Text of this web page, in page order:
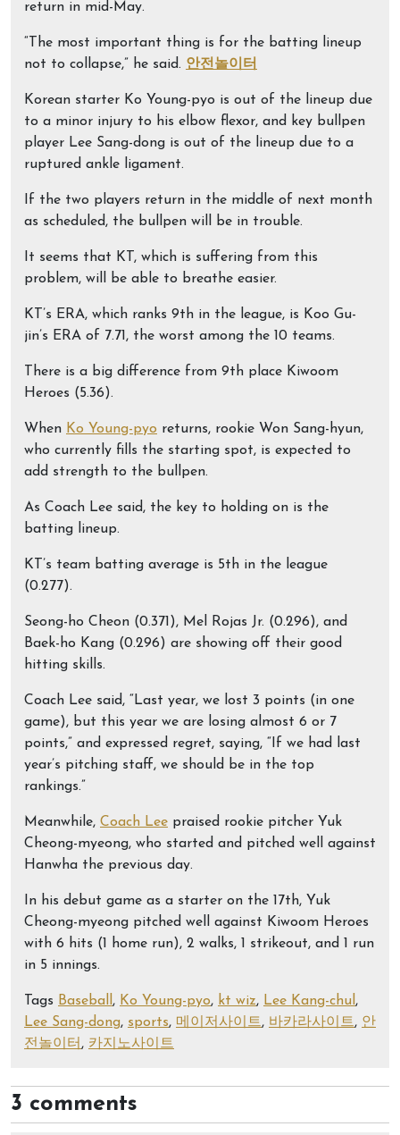
return in mid-May.
“The most important thing is for the batting lineup
not to collapse,” he said. 안전놀이터
Korean starter Ko Young-pyo is out of the lineup due
to a minor injury to his elbow flexor, and key bullpen
player Lee Sang-dong is out of the lineup due to a
ruptured ankle ligament.
If the two players return in the middle of next month
as scheduled, the bullpen will be in trouble.
It seems that KT, which is suffering from this
problem, will be able to breathe easier.
KT’s ERA, which ranks 9th in the league, is Koo Gu-
jin’s ERA of 7.71, the worst among the 10 teams.
There is a big difference from 9th place Kiwoom
Heroes (5.36).
When Ko Young-pyo returns, rookie Won Sang-hyun,
who currently fills the starting spot, is expected to
add strength to the bullpen.
As Coach Lee said, the key to holding on is the
batting lineup.
KT’s team batting average is 5th in the league
(0.277).
Seong-ho Cheon (0.371), Mel Rojas Jr. (0.296), and
Baek-ho Kang (0.296) are showing off their good
hitting skills.
Coach Lee said, “Last year, we lost 3 points (in one
game), but this year we are losing almost 6 or 7
points,” and expressed regret, saying, “If we had last
year’s pitching staff, we should be in the top
rankings.”
Meanwhile, Coach Lee praised rookie pitcher Yuk
Cheong-myeong, who started and pitched well against
Hanwha the previous day.
In his debut game as a starter on the 17th, Yuk
Cheong-myeong pitched well against Kiwoom Heroes
with 6 hits (1 home run), 2 walks, 1 strikeout, and 1 run
in 5 innings.
Tags Baseball , Ko Young-pyo, kt wiz, Lee Kang-chul ,
Lee Sang-dong, sports, 메이저사이트, 바카라사이트, 안
전놀이터 , 카지노사이트
3 comments